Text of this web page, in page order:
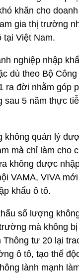
khăn cho
gia thị trường
tại Việt Nam.
nghiệp nhập
dù theo Bộ
ra đời nhằm góp
sau 5 năm thực
không quản lý
mà chỉ làm cho
không được
VAMA, VIVA
khẩu ô tô.
số lượng
mà không
Thông tư 20 lại
ô tô, tạo thế
lành mạnh